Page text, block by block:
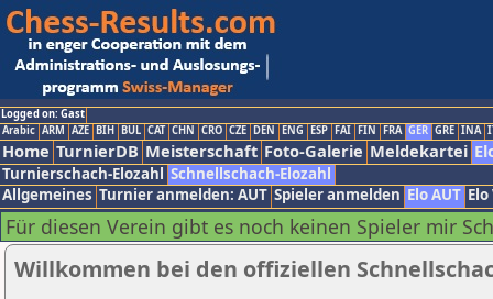
Logged on: Gast
Arabic ARM AZE BIH BUL CAT CHN CRO CZE DEN ENG ESP FAI FIN FRA GER GRE INA
Home TurnierDB Meisterschaft Foto-Galerie Meldekartei
Turnierschach-Elozahl Schnellschach-Elozahl
Allgemeines Turnier anmelden: AUT Spieler anmelden Elo AUT
Für diesen Verein gibt es noch keinen Spieler mir
Willkommen bei den offiziellen